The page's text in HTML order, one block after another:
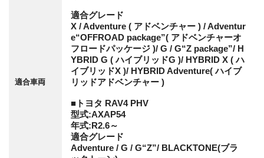
適合車両
適合グレード
X / Adventure ( アドベンチャー ) / Adventur
e“OFFROAD package”( アドベンチャーオ
フロードパッケージ )/ G / G“Z package”/ H
YBRID G ( ハイブリッドG )/ HYBRID X ( ハ
イブリッドX )/ HYBRID Adventure( ハイブ
リッドアドベンチャー )
■トヨタ RAV4 PHV
型式:AXAP54
年式:R2.6～
適合グレード
Adventure / G / G“Z”/ BLACKTONE(ブラ